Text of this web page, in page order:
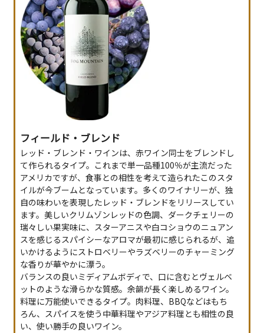
フィールド・ブレンド
レッド・ブレンド・ワインは、赤ワイン同士をブレンドし
て作られるタイプ。これまで単一品種100％が主流だった
アメリカですが、食事との相性を考えて造られたこのスタ
イルが今ブームとなっています。多くのワイナリーが、独
自の味わいを表現したレッド・ブレンドをリリースしてい
ます。美しいクリムゾンレッドの色調、ダークチェリーの
瑞々しい果実味に、スターアニスや白コショウのニュアン
スを感じるスパイシーなアロマが最初に感じられるが、追
いかけるようにストロベリーやラズベリーのチャーミング
な香りが華やかに漂う。
バランスの良いミディアムボディで、口に含むとヴェルベ
ットのような滑らかな質感。余韻が長く楽しめるワイン。
料理に万能使いできるタイプ。肉料理、BBQなどはもち
ろん、スパイスを使う中華料理やアジア料理とも相性の良
い、使い勝手の良いワイン。